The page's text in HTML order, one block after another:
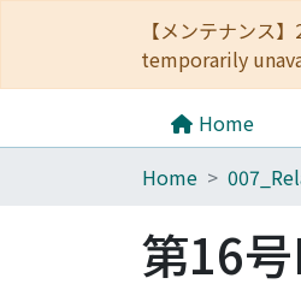
【メンテナンス
temporarily
Home
Home
第16